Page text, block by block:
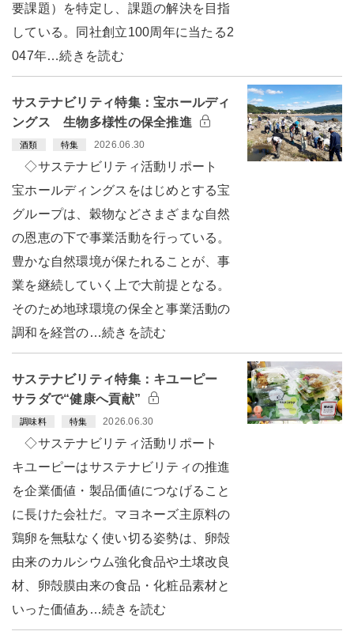
要課題）を特定し、課題の解決を目指
している。同社創立100周年に当たる2
047年…続きを読む
サステナビリティ特集：宝ホールディ
ングス 生物多様性の保全推進
酒類 特集 2026.06.30
◇サステナビリティ活動リポート
宝ホールディングスをはじめとする宝
グループは、穀物などさまざまな自然
の恩恵の下で事業活動を行っている。
豊かな自然環境が保たれることが、事
業を継続していく上で大前提となる。
そのため地球環境の保全と事業活動の
調和を経営の…続きを読む
サステナビリティ特集：キユーピー
サラダで“健康へ貢献”
調味料 特集 2026.06.30
◇サステナビリティ活動リポート
キユーピーはサステナビリティの推進
を企業価値・製品価値につなげること
に長けた会社だ。マヨネーズ主原料の
鶏卵を無駄なく使い切る姿勢は、卵殻
由来のカルシウム強化食品や土壌改良
材、卵殻膜由来の食品・化粧品素材と
いった価値あ…続きを読む